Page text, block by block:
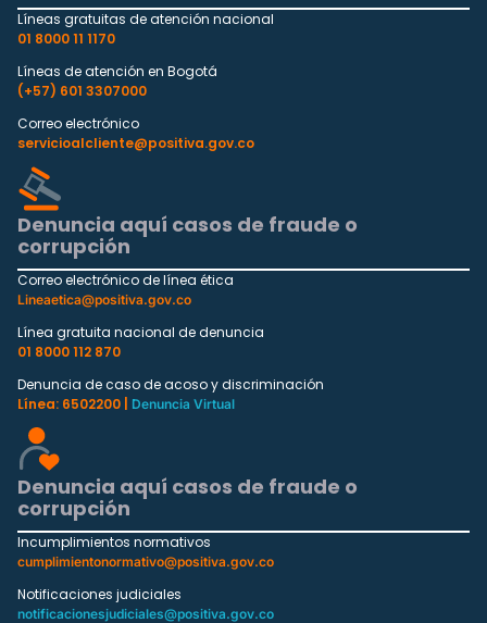
Líneas gratuitas de atención nacional
01 8000 11 1170
Líneas de atención en Bogotá
(+57) 601 3307000
Correo electrónico
servicioalcliente@positiva.gov.co
Denuncia aquí casos de fraude o
corrupción
Correo electrónico de línea ética
Lineaetica@positiva.gov.co
Línea gratuita nacional de denuncia
01 8000 112 870
Denuncia de caso de acoso y discriminación
Línea: 6502200 |
Denuncia Virtual
Denuncia aquí casos de fraude o
corrupción
Incumplimientos normativos
cumplimientonormativo@positiva.gov.co
Notificaciones judiciales
notificacionesjudiciales@positiva.gov.co